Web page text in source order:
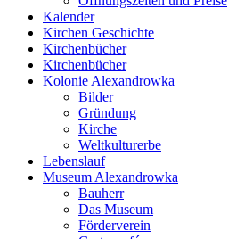
Kalender
Kirchen Geschichte
Kirchenbücher
Kirchenbücher
Kolonie Alexandrowka
Bilder
Gründung
Kirche
Weltkulturerbe
Lebenslauf
Museum Alexandrowka
Bauherr
Das Museum
Förderverein